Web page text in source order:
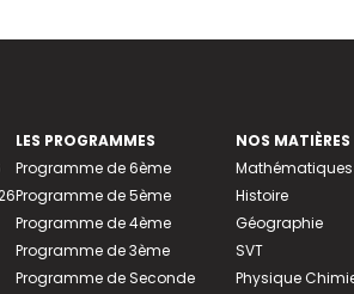
LES PROGRAMMES
Programme de 6ème
Programme de 5ème
Programme de 4ème
Programme de 3ème
Programme de Seconde
NOS MATIÈRES
Mathématiques
Histoire
Géographie
SVT
Physique